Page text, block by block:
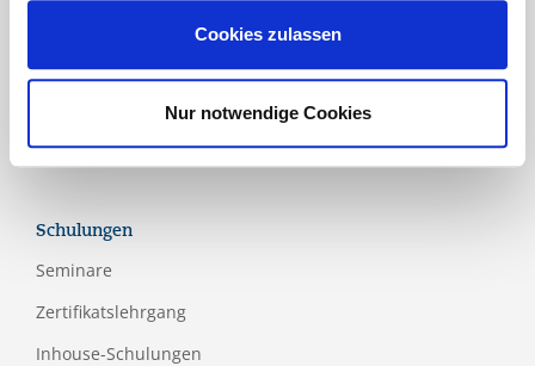
Cookies zulassen
Nur notwendige Cookies
Schulungen
Seminare
Zertifikatslehrgang
Inhouse-Schulungen